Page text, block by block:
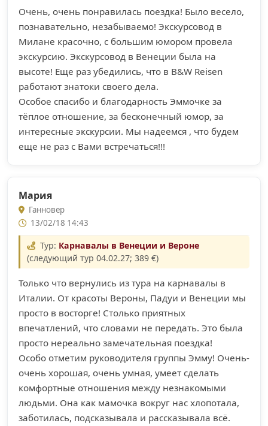
Очень, очень понравилась поездка! Было весело,
познавательно, незабываемо! Экскурсовод в
Милане красочно, с большим юмором провела
экскурсию. Экскурсовод в Венеции была на
высоте! Еще раз убедились, что в B&W Reisen
работают знатоки своего дела.
Особое спасибо и благодарность Эммочке за
тёплое отношение, за бесконечный юмор, за
интересные экскурсии. Мы надеемся , что будем
еще не раз с Вами встречаться!!!
Мария
Ганновер
13/02/18 14:43
Тур: Карнавалы в Венеции и Вероне
(следующий тур 04.02.27; 389 €)
Только что вернулись из тура на карнавалы в
Италии. От красоты Вероны, Падуи и Венеции мы
просто в восторге! Столько приятных
впечатлений, что словами не передать. Это была
просто нереально замечательная поездка!
Особо отметим руководителя группы Эмму! Очень-
очень хорошая, очень умная, умеет сделать
комфортные отношения между незнакомыми
людьми. Она как мамочка вокруг нас хлопотала,
заботилась, подсказывала и рассказывала всё.